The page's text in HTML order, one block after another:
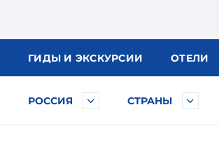
ГИДЫ И ЭКСКУРСИИ ОТЕЛИ
РОССИЯ СТРАНЫ